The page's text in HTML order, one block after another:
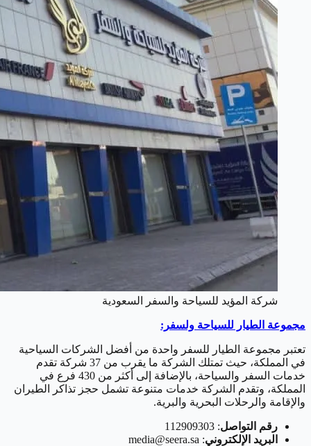
شركة المؤيد للسياحة والسفر السعودية
مجموعة الطيار للسياحة ولسفر:
تعتبر مجموعة الطيار للسفر واحدة من أفضل الشركات السياحية
في المملكة، حيث تمتلك الشركة ما يقرب من 37 شركة تقدم
خدمات السفر والسياحة، بالإضافة إلى أكثر من 430 فرع في
المملكة، وتقدم الشركة خدمات متنوعة تشمل حجز تذاكر الطيران
والإقامة والرحلات البحرية والبرية.
رقم التواصل: 112909303
البريد الإلكتروني: media@seera.sa